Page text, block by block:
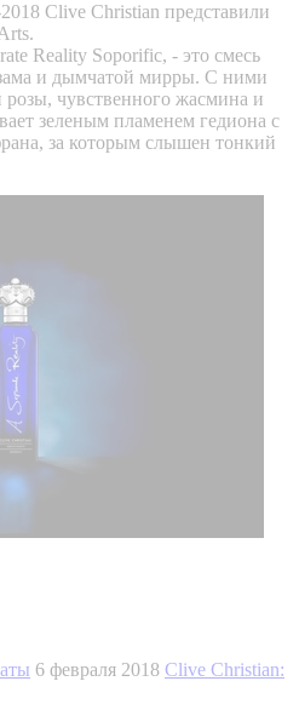
Clive Christian представили
Reality Soporific, - это смесь
и дымчатой мирры. С ними
чувственного жасмина и
зеленым пламенем гедиона с
за которым слышен тонкий
6 февраля 2018 Clive Christian: